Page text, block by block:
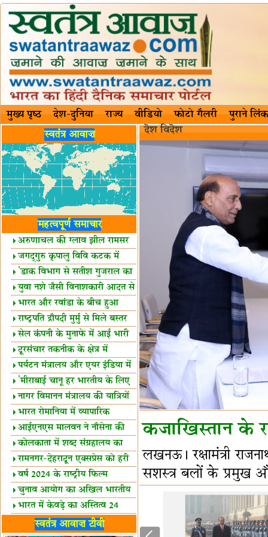
मुख्य पृष्ठ देश-दुनिया राज्य वीडियो फोटो गैलरी पुराने लिंक
स्वतंत्र आवाज़
महत्वपूर्ण समाचार
अरुणाचल की ग्लाव झील रामसर
स्थल घोषित
जगद्गुरु कृपालु विवि कटक में
शैक्षिक सत्र शुरू
'डाक विभाग से सतीश गुजराल का
रिश्ता गहरा'
युवा नशे जैसी विनाशकारी आदत से
दूर रहें-मोदी
भारत और रवांडा के बीच हुआ
व्यापार विस्तार
राष्ट्रपति द्रौपदी मुर्मु से मिले बस्तर
के प्रतिनिधि
सेल कंपनी के मुनाफे में आई भारी
उछाल!
दूरसंचार तकनीक के क्षेत्र में
उत्कृष्टता पुरस्कार
पर्यटन मंत्रालय और एयर इंडिया में
समझौता
'मीराबाई चानू हर भारतीय के लिए
प्रेरणा'
नागर विमानन मंत्रालय की यात्रियों
को सलाह
भारत रोमानिया में व्यापारिक
साझेदारियां
आईएनएस मालवन ने नौसेना की
ताकत बढ़ाई
कोलकाता में शब्द संग्रहालय का
उद्घाटन
रामनगर-देहरादून एक्सप्रेस को हरी
झंडीवर्ष 2024 के राष्ट्रीय फिल्म
पुरस्कारों की घोषणा
चुनाव आयोग का अखिल भारतीय
मीडिया सम्मेलन
भारत में केवड़े का अस्तित्‍व 24
लाख वर्ष!
लखनऊ में 'एक राष्ट्र एक चुनाव'
स्वतंत्र आवाज़ टीवी
दॆश‍ विदॆश‌
कजाखिस्‍तान के
लखनऊ। रक्षामंत्री
सशस्त्र बलों के प्रमुख